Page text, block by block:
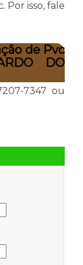
Por isso, fale
de Pvc
DO
7347 ou